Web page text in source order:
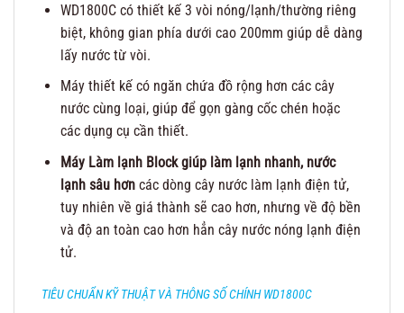
WD1800C có thiết kế 3 vòi nóng/lạnh/thường riêng
biệt, không gian phía dưới cao 200mm giúp dễ dàng
lấy nước từ vòi.
Máy thiết kế có ngăn chứa đồ rộng hơn các cây
nước cùng loại, giúp để gọn gàng cốc chén hoặc
các dụng cụ cần thiết.
Máy Làm lạnh Block giúp làm lạnh nhanh, nước
lạnh sâu hơncác dòng cây nước làm lạnh điện tử,
tuy nhiên về giá thành sẽ cao hơn, nhưng về độ bền
và độ an toàn cao hơn hẳn cây nước nóng lạnh điện
tử.
TIÊU CHUẨN KỸ THUẬT VÀ THÔNG SỐ CHÍNH WD1800C